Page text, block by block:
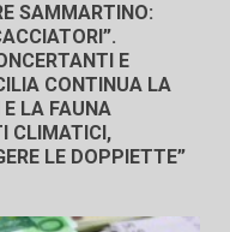
SAMMARTINO:
E
CONTINUA LA
E LA FAUNA
CLIMATICI,
LE DOPPIETTE”